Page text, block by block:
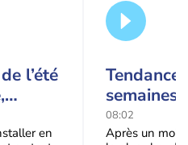
l’été
en
Tendance
semaines
septembre
08:02
Après un